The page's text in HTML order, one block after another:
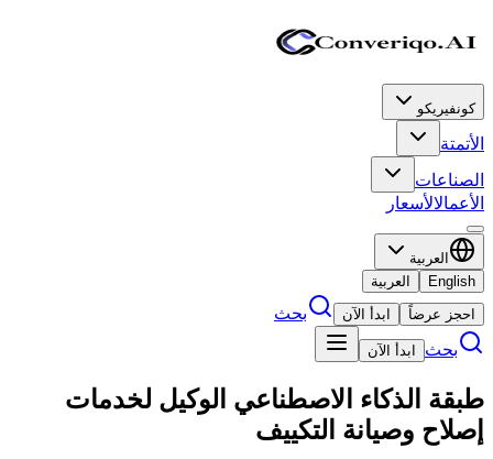
كونفيريكو
الأتمتة
الصناعات
الأعمالالأسعار
العربية
English
العربية
احجز عرضاً
ابدأ الآن
بحث
بحث
ابدأ الآن
طبقة الذكاء الاصطناعي الوكيل لخدمات
إصلاح وصيانة التكييف